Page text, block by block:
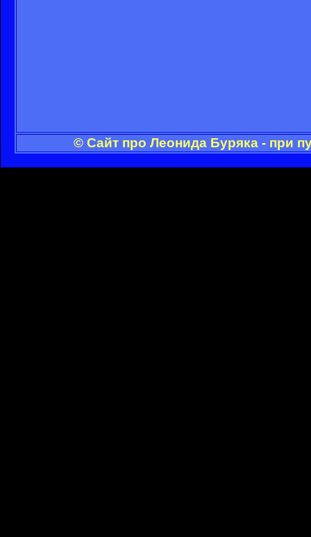
© Сайт про Леонида Буряка - при